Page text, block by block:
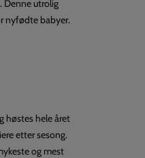
Denne utrolig
nyfødte babyer.
høstes hele året
etter sesong.
og mest